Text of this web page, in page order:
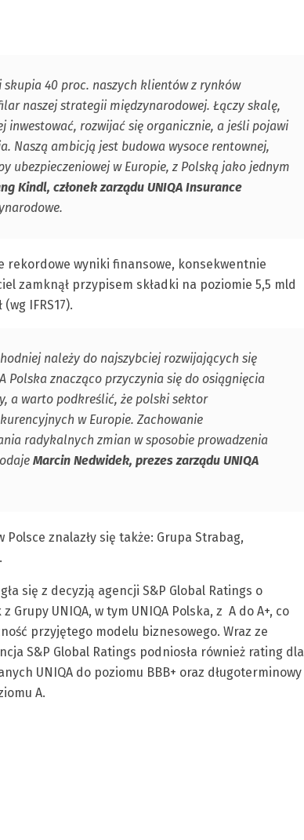
40 proc. naszych klientów z rynków
naszej strategii międzynarodowej. Łączy skalę,
rozwijać się organicznie, a jeśli pojawi
Naszą ambicją jest budowa wysoce rentownej,
ubezpieczeniowej w Europie, z Polską jako jednym
Kindl, członek zarządu UNIQA Insurance
rekordowe wyniki finansowe, konsekwentnie
zamknął przypisem składki na poziomie 5,5 mld
IFRS17).
należy do najszybciej rozwijających się
Polska znacząco przyczynia się do osiągnięcia
a warto podkreślić, że polski sektor
w Europie. Zachowanie
radykalnych zmian w sposobie prowadzenia
Marcin Nedwidek, prezes zarządu UNIQA
znalazły się także: Grupa Strabag,
się z decyzją agencji S&P Global Ratings o
UNIQA, w tym UNIQA Polska, z A do A+, co
przyjętego modelu biznesowego. Wraz ze
S&P Global Ratings podniosła również rating dla
UNIQA do poziomu BBB+ oraz długoterminowy
A.